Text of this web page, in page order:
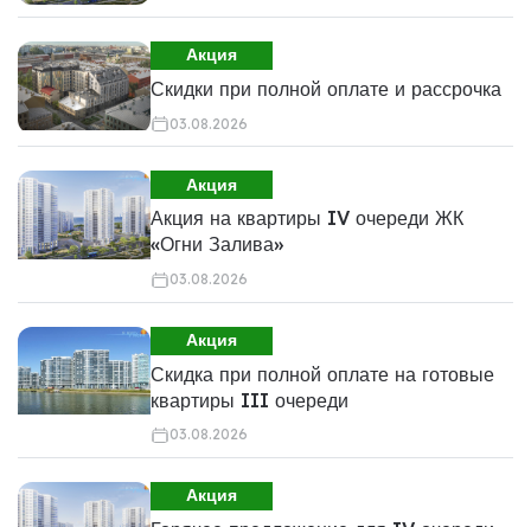
Акция
Скидки при полной оплате и рассрочка
03.08.2026
Акция
Акция на квартиры IV очереди ЖК
«Огни Залива»
03.08.2026
Акция
Скидка при полной оплате на готовые
квартиры III очереди
03.08.2026
Акция